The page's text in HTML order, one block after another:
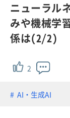
ニューラル
みや機械学
係は(2/2)
2
AI・生成AI